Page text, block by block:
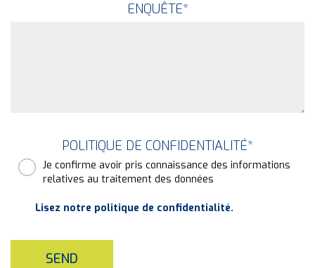
ENQUÊTE*
POLITIQUE DE CONFIDENTIALITÉ*
Je confirme avoir pris connaissance des informations
relatives au traitement des données
Lisez notre politique de confidentialité.
SEND